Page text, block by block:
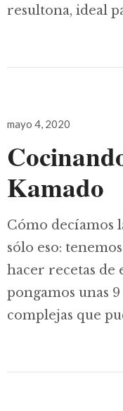
resultona, ideal
Publicado
mayo 4, 2020
Kamado
Cómo decíamos
sólo eso:
hacer recetas de
pongamos unas
complejas que